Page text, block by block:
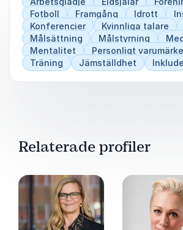
Fotboll
Framgång Idrott
Konferencier
Kvinnliga talare
Målsättning
Målstyrning
Mentalitet
Personligt varumärke
Träning
Jämställdhet
Relaterade profiler